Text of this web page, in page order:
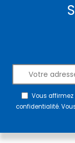
Vous
confidentialité.